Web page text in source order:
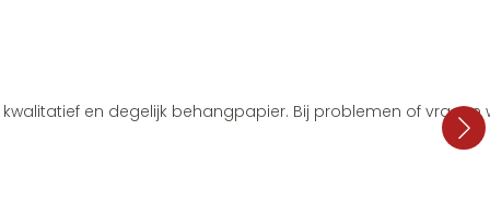
kwalitatief en degelijk behangpapier. Bij problemen of